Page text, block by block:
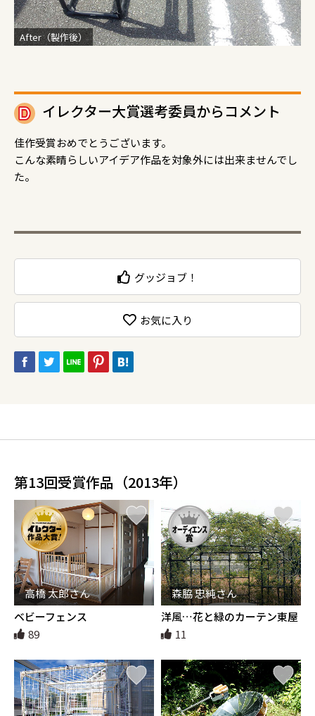
After（製作後）
イレクター大賞選考委員からコメント
佳作受賞おめでとうございます。
こんな素晴らしいアイデア作品を対象外には出来ませんでし
た。
グッジョブ！
お気に入り
第13回受賞作品（2013年）
高橋 太郎さん
ベビーフェンス
89
森脇 忠純さん
洋風…花と緑のカーテン東屋
11